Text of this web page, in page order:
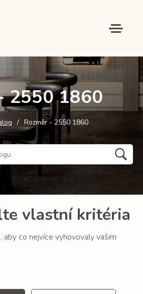
2550 1860
Rozměr - 2550 1860
vlastní kritéria
co nejvíce vyhovovaly vašim